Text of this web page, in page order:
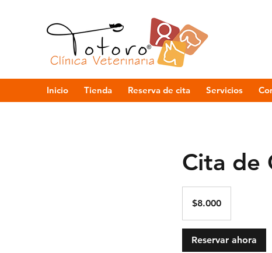
Inicio Tienda Reserva de cita Servicios
Cita de
chilenos
$8.000
Reservar ahora